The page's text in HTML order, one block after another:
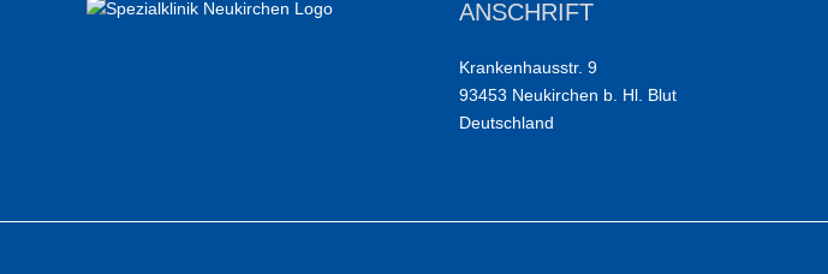
ANSCHRIFT
Krankenhausstr. 9
93453 Neukirchen b. Hl. Blut
Deutschland